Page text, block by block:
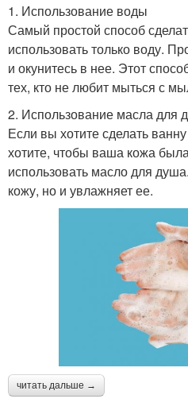
1. Использование воды
Самый простой способ
использовать только воду.
и окунитесь в нее. Этот
тех, кто не любит мыться с
2. Использование масла для
Если вы хотите сделать
хотите, чтобы ваша кожа
использовать масло для
кожу, но и увлажняет ее.
читать дальше →